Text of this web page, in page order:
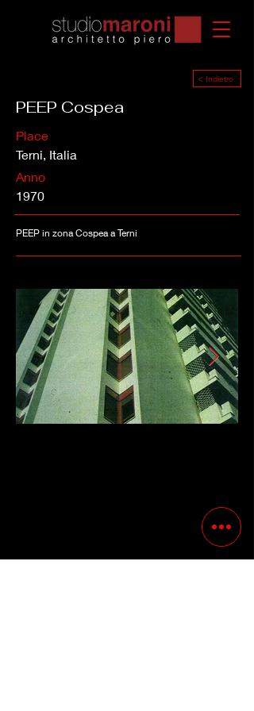
< Indietro
PEEP Cospea
Place
Terni, Italia
Anno
1970
PEEP in zona Cospea a Terni